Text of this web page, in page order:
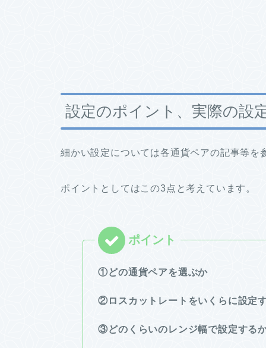
設定のポイント、実際の設
細かい設定については各通貨ペアの記事等を
ポイントとしてはこの3点と考えています。
①どの通貨ペアを選ぶか
②ロスカットレートをいくらに設定
③どのくらいのレンジ幅で設定する